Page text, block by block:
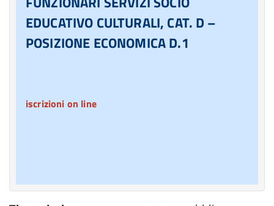
EDUCATIVO CULTURALI, CAT. D –
POSIZIONE ECONOMICA D.1
iscrizioni on line